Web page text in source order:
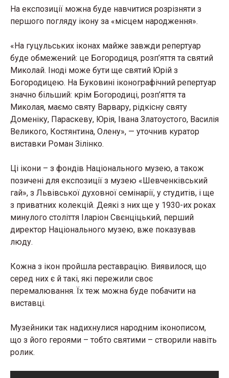
На експозиції можна буде навчитися розрізняти з
першого погляду ікону за «місцем народження».
«На гуцульських іконах майже завжди репертуар
буде обмежений: це Богородиця, розп’яття та святий
Миколай. Іноді може бути ще святий Юрій з
Богородицею. На Буковині іконографічний репертуар
значно більший: крім Богородиці, розп’яття та
Миколая, маємо святу Варвару, рідкісну святу
Доменіку, Параскеву, Юрія, Івана Златоустого, Василія
Великого, Костянтина, Олену», — уточнив куратор
виставки Роман Зілінко.
Ці ікони – з фондів Національного музею, а також
позичені для експозиції з музею «Шевченківський
гай», з Львівської духовної семінарії, у студитів, і ще
з приватних колекцій. Деякі з них ще у 1930-их роках
минулого століття Іларіон Свєнціцький, перший
директор Національного музею, вже показував
люду.
Кожна з ікон пройшла реставрацію. Виявилося, що
серед них є й такі, які пережили своє
перемалювання. Їх теж можна буде побачити на
виставці.
Музейники так надихнулися народним іконописом,
що з його героями – тобто святими – створили навіть
ролик.